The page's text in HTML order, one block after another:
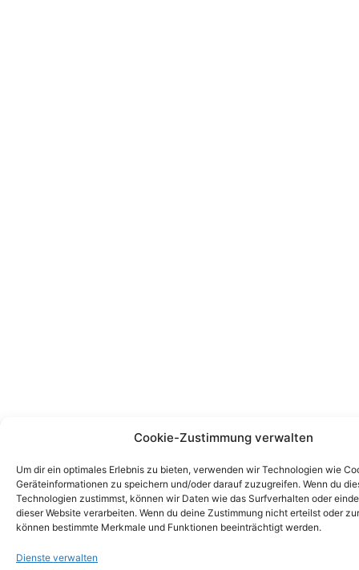
Cookie-Zustimmung verwalten
Um dir ein optimales Erlebnis zu bieten, verwenden wir Technologien wie
Geräteinformationen zu speichern und/oder darauf zuzugreifen. Wenn du
Technologien zustimmst, können wir Daten wie das Surfverhalten oder
dieser Website verarbeiten. Wenn du deine Zustimmung nicht erteilst oder
können bestimmte Merkmale und Funktionen beeinträchtigt werden.
Dienste verwalten